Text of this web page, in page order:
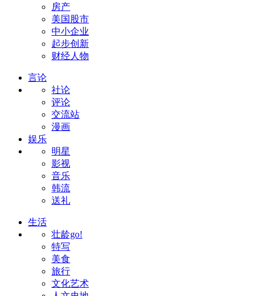
房产
美国股市
中小企业
起步创新
财经人物
言论
社论
评论
交流站
漫画
娱乐
明星
影视
音乐
韩流
送礼
生活
壮龄go!
特写
美食
旅行
文化艺术